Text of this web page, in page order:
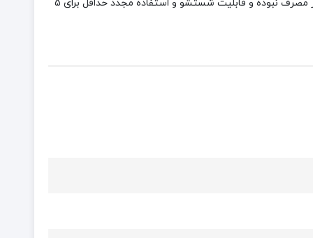
خشک شوندگی سریع آن است. به طوری که از نظر جذب رطوبت با یک حوله معمولی حمام برابری می کند. لازم به ذکر است این محصول یکبار مصرف نبوده و قابلیت شستشو و استفاده مجدد حداقل برای 5